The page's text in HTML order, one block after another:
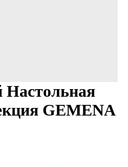
GEMENA